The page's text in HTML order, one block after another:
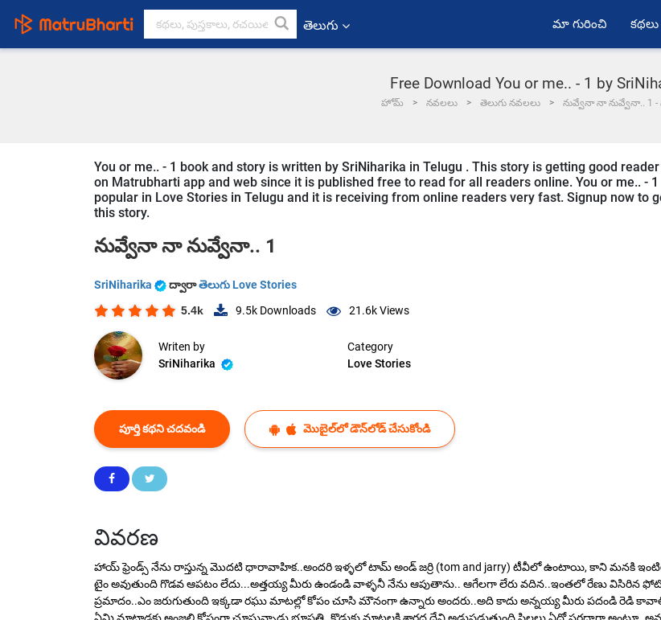
తెలుగు మా గురించి కథలు
Free Download You or me.. - 1 by
హోమ్ నవలలు తెలుగు నవలలు నువ్వేనా నా నువ్వేనా.. 1 -
You or me.. - 1 book and story is written by SriNiharika in Telugu . This story is getting good
on Matrubharti app and web since it is published free to read for all readers online. You or me.. -
popular in Love Stories in Telugu and it is receiving from online readers very fast. Signup now to
this story.
నువ్వేనా నా నువ్వేనా.. 1
SriNiharika ద్వారాతెలుగు Love Stories
5.4k 9.5k Downloads 21.6kViews
Writen by
SriNiharika
Category
Love Stories
పూర్తి కథని చదవండి మొబైల్‌లో డౌన్‌లోడ్ చేసుకోండి
వివరణ
హాయ్ ఫ్రెండ్స్ నేను రాస్తున్న మొదటి ధారావాహిక..అందరి ఇళ్ళలో టామ్ అండ్ జర్రి (tom and jarry) టీవీలో ఉంటాయి, కాని మనకి
టైం అవుతుంది గొడవ ఆపటం లేదు...అత్తయ్య మీరు ఉండండి వాళ్ళనీ నేను ఆపుతాను.. ఆగేలగా లేరు వదిన..ఇంతలో రేణు విసిరిన
ప్రమాదం..ఎం జరుగుతుంది ఇక్కడా రఘు మాటల్లో కోపం చూసి మౌనంగా ఉన్నారు అందరు..అది కాదు అన్నయ్య మీరు పదండి రెడి